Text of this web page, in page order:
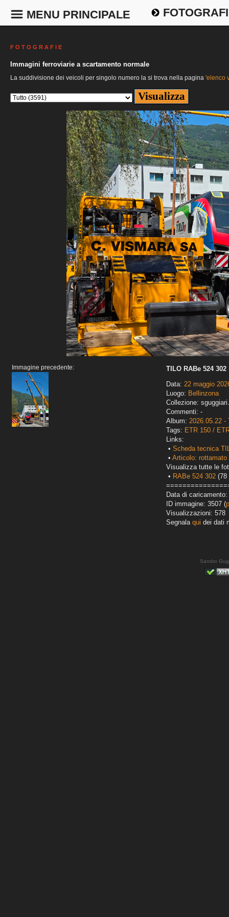
MENU PRINCIPALE
F O T O G R A F I E
Immagini ferroviarie a scartamento normale
La suddivisione dei veicoli per singolo numero la si trova nella pagina 'elenco
Immagine precedente:
TILO RABe 524 302
Data: 22 maggio
Luogo: Bellinzona
Collezione:
Commenti: -
Album: 2026.05.22 -
Tags: ETR 150 /
Links:
• Scheda tecnica
• Articolo:
Visualizza tutte le
• RABe 524 302 (78
Data di
ID immagine: 3507 (
Visualizzazioni: 578
Segnala qui dei dati
Sandro